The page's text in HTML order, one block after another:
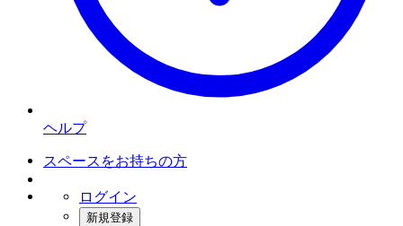
ヘルプ
スペースをお持ちの方
ログイン
新規登録